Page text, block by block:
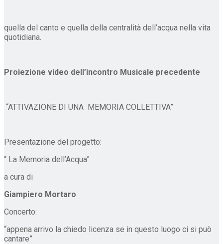
quella del canto e quella della centralità dell’acqua nella vita
quotidiana.
Proiezione video dell’incontro Musicale precedente
“ATTIVAZIONE DI UNA MEMORIA COLLETTIVA”
Presentazione del progetto:
“ La Memoria dell’Acqua”
a cura di
Giampiero Mortaro
Concerto:
“appena arrivo la chiedo licenza se in questo luogo ci si può
cantare”